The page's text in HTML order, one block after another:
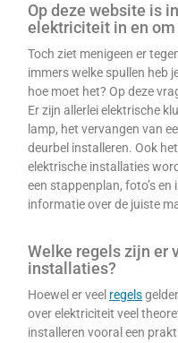
Op deze website is
elektriciteit in en om
Toch ziet menigeen er
immers welke spullen heb
hoe moet het? Op deze
Er zijn allerlei elektrische
lamp, het vervangen van
deurbel installeren. Ook
elektrische installaties
een stappenplan, foto’s
informatie over de juiste
Welke regels zijn er
installaties?
Hoewel er veel regels
over elektriciteit veel
installeren vooral een